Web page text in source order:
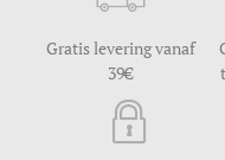
Gratis levering vanaf
39